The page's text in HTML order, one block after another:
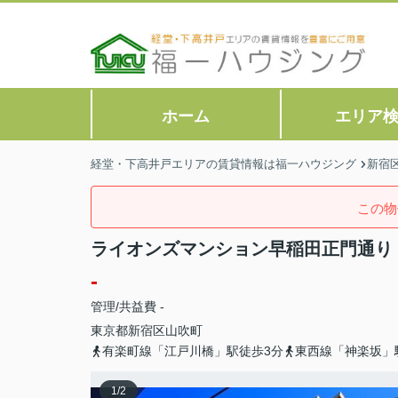
ホーム エリア
経堂・下高井戸エリアの賃貸情報は福一ハウジング 新宿
この
ライオンズマンション早稲田正門通り
-
管理/共益費 -
東京都新宿区山吹町
有楽町線「江戸川橋」駅徒歩3分
東西線「神楽坂」
1/2